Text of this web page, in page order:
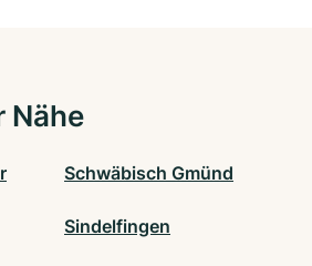
Nähe
Schwäbisch Gmünd
Sindelfingen